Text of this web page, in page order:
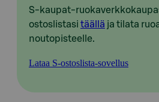
S-kaupat-
ostoslistasi täällä ja tilata
noutopisteelle.
Lataa S-ostoslista-sovellus